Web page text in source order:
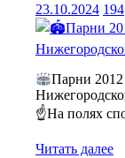
23.10.2024 194
Парни 2012
☝На полях
Читать далее